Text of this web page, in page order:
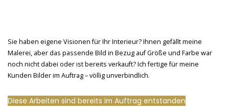
Sie haben eigene Visionen für Ihr Interieur? Ihnen gefällt meine
Malerei, aber das passende Bild in Bezug auf Größe und Farbe war
noch nicht dabei oder ist bereits verkauft? Ich fertige für meine
Kunden Bilder im Auftrag – völlig unverbindlich.
Diese Arbeiten sind bereits im Auftrag entstanden